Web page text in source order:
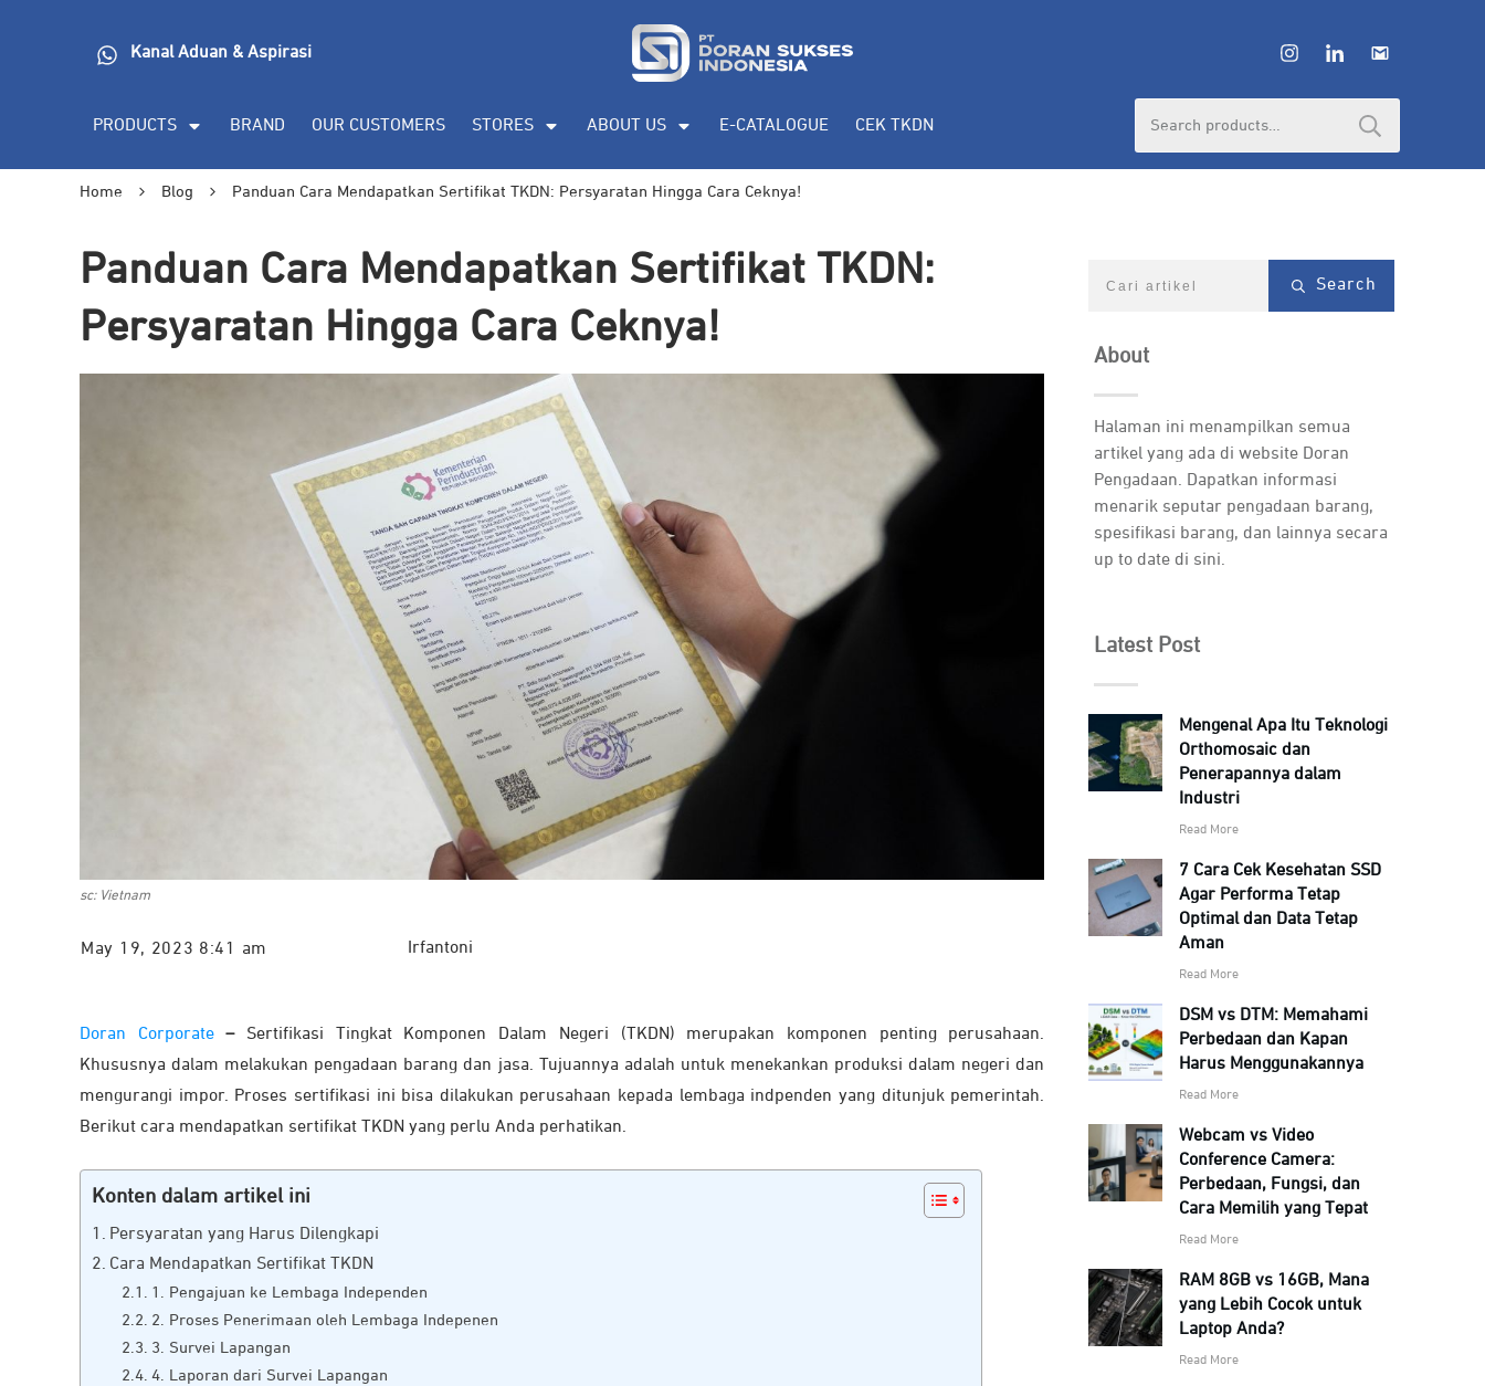
Kanal Aduan & Aspirasi
PRODUCTS BRAND OUR CUSTOMERS STORES ABOUT US E-CATALOGUE CEK TKDN
Home Blog Panduan Cara Mendapatkan Sertifikat TKDN: Persyaratan Hingga Cara Ceknya!
Panduan Cara Mendapatkan Sertifikat TKDN:
Persyaratan Hingga Cara Ceknya!
sc: Vietnam
May 19, 2023 8:41 am Irfantoni
Doran Corporate–Sertifikasi Tingkat Komponen Dalam Negeri (TKDN) merupakan komponen penting perusahaan.
Khususnya dalam melakukan pengadaan barang dan jasa. Tujuannya adalah untuk menekankan produksi dalam negeri dan
mengurangi impor. Proses sertifikasi ini bisa dilakukan perusahaan kepada lembaga indpenden yang ditunjuk pemerintah.
Berikut cara mendapatkan sertifikat TKDN yang perlu Anda perhatikan.
Konten dalam artikel ini
Persyaratan yang Harus Dilengkapi
Cara Mendapatkan Sertifikat TKDN
1. Pengajuan ke Lembaga Independen
2. Proses Penerimaan oleh Lembaga Indepenen
3. Survei Lapangan
4. Laporan dari Survei Lapangan
Search
About
Halaman ini menampilkan semua
artikel yang ada di website Doran
Pengadaan. Dapatkan informasi
menarik seputar pengadaan barang,
spesifikasi barang, dan lainnya secara
up to date di sini.
Latest Post
Mengenal Apa Itu Teknologi
Orthomosaic dan
Penerapannya dalam
Industri
Read More
7 Cara Cek Kesehatan SSD
Agar Performa Tetap
Optimal dan Data Tetap
Aman
Read More
DSM vs DTM: Memahami
Perbedaan dan Kapan
Harus Menggunakannya
Read More
Webcam vs Video
Conference Camera:
Perbedaan, Fungsi, dan
Cara Memilih yang Tepat
Read More
RAM 8GB vs 16GB, Mana
yang Lebih Cocok untuk
Laptop Anda?
Read More